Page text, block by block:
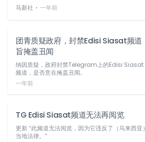
马新社 ⋅ 一年前
团青质疑政府，封禁Edisi Siasat频道
旨掩盖丑闻
纳因质疑，政府封禁Telegram上的Edisi Siasat
频道，是否意在掩盖丑闻。
一年前
TG Edisi Siasat频道无法再阅览
更新 “此频道无法阅览，因为它违反了（马来西亚）
当地法律。”